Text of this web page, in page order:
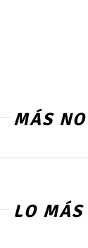
MÁS
LO MÁS